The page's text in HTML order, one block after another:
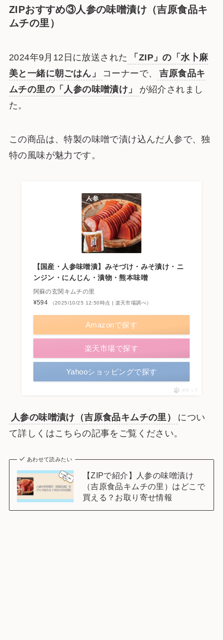
ZIPおすすめ③人参の味噌漬け（吉原食品キ
ムチの里）
2024年9月12日に放送された
「ZIP」の「水卜麻
美と一緒に朝ごはん」
コーナーで、
吉原食品キ
ムチの里の「人参の味噌漬け」
が紹介されまし
た。
この商品は、特製の味噌で漬け込んだ人参で、独
特の風味が魅力です。
【国産・人参味噌漬】みそづけ・みそ漬け・ニ
ンジン・にんじん・漬物・熊本味噌
阿蘇の玄関キムチの里
¥594
（2025/10/25 12:50時点 | 楽天市場調べ）
Amazonで探す
楽天市場で探す
Yahooショッピングで探す
ポチップ
人参の味噌漬け（吉原食品キムチの里）
につい
て詳しくはこちらの記事をご覧ください。
あわせて読みたい
【ZIPで紹介】人参の味噌漬け
（吉原食品キムチの里）はどこで
買える？お取り寄せ情報